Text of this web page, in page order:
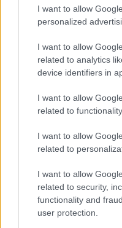
I want to allow
personalized
I want to allow
related to analytics
device identifiers in
I want to allow
related to
I want to allow
related to
I want to allow
related to security,
functionality and
user protection.
Η Αττική και ακόμα πιο
πλούσια ιστορία...
Αττική: Ένας εξαιρετικός
ηλικίας – Όλα όσα
1 Αυγούστου 2023, 14:57
Οι διακοπές, η ξεκούραση έστω